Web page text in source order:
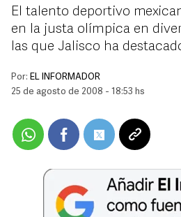
El talento deportivo
en la justa olímpica en
las que Jalisco ha
Por: EL INFORMADOR
25 de agosto de 2008 - 18:53 hs